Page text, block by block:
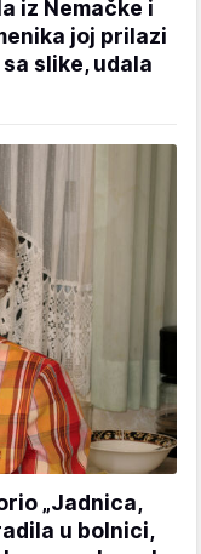
iz Nemačke i
joj prilazi
slike, udala
„Jadnica,
u bolnici,